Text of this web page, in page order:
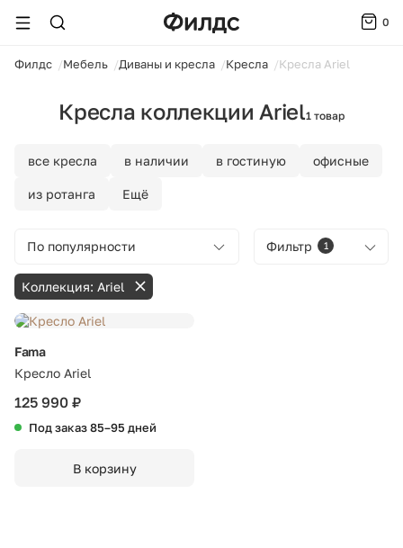
0
Филдс Мебель Диваны и кресла Кресла Кресла Ariel
Кресла коллекции Ariel1 товар
все кресла в наличии в гостиную офисные
из ротанга Ещё
Фильтр 1
По популярности
Коллекция: Ariel
Fama
Кресло Ariel
125 990 ₽
Под заказ 85–95 дней
В корзину